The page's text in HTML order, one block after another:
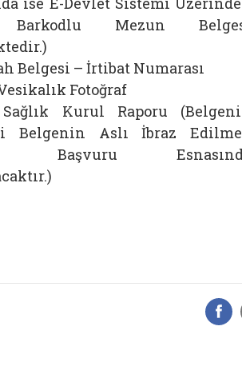
Barkodlu Mezun
Belgesi – İrtibat Numarası
Fotoğraf
Kurul Raporu
Belgenin Aslı İbraz
Başvuru